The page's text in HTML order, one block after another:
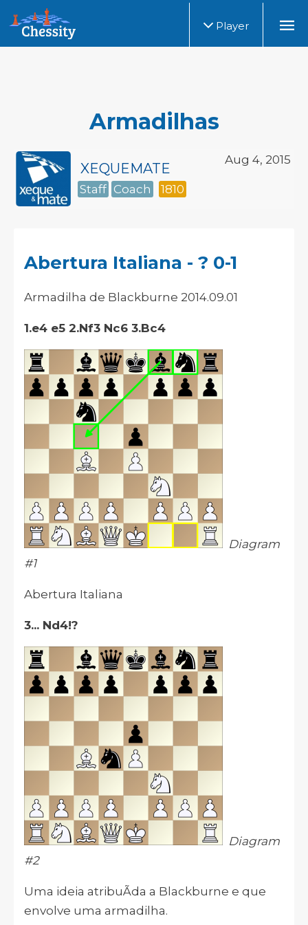
Player
Armadilhas
Aug 4, 2015
XEQUEMATE
Staff Coach 1810
Abertura Italiana - ? 0-1
Armadilha de Blackburne 2014.09.01
1.e4 e5 2.Nf3 Nc6 3.Bc4
Diagram
#1
Abertura Italiana
3... Nd4!?
Diagram
#2
Uma ideia atribuÃ­da a Blackburne e que
envolve uma armadilha.